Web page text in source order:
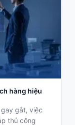
hàng hiệu
gắt, việc
thủ công